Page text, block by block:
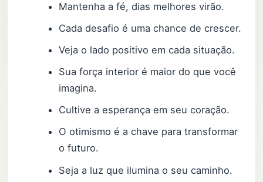
Mantenha a fé, dias melhores virão.
Cada desafio é uma chance de crescer.
Veja o lado positivo em cada situação.
Sua força interior é maior do que você
imagina.
Cultive a esperança em seu coração.
O otimismo é a chave para transformar
o futuro.
Seja a luz que ilumina o seu caminho.